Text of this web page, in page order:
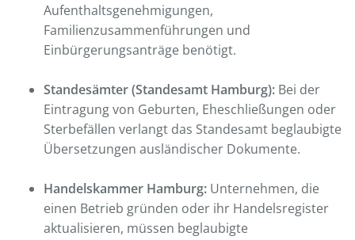
Aufenthaltsgenehmigungen,
Familienzusammenführungen und
Einbürgerungsanträge benötigt.
Standesämter (Standesamt Hamburg): Bei der
Eintragung von Geburten, Eheschließungen oder
Sterbefällen verlangt das Standesamt beglaubigte
Übersetzungen ausländischer Dokumente.
Handelskammer Hamburg: Unternehmen, die
einen Betrieb gründen oder ihr Handelsregister
aktualisieren, müssen beglaubigte